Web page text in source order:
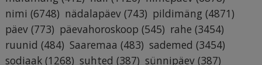
nimi (6748) nädalapäev (743) pildimäng (4871)
päev (773) päevahoroskoop (545) rahe (3454)
ruunid (484) Saaremaa (483) sademed (3454)
sodiaak (1268) suhted (387) sünnipäev (387)